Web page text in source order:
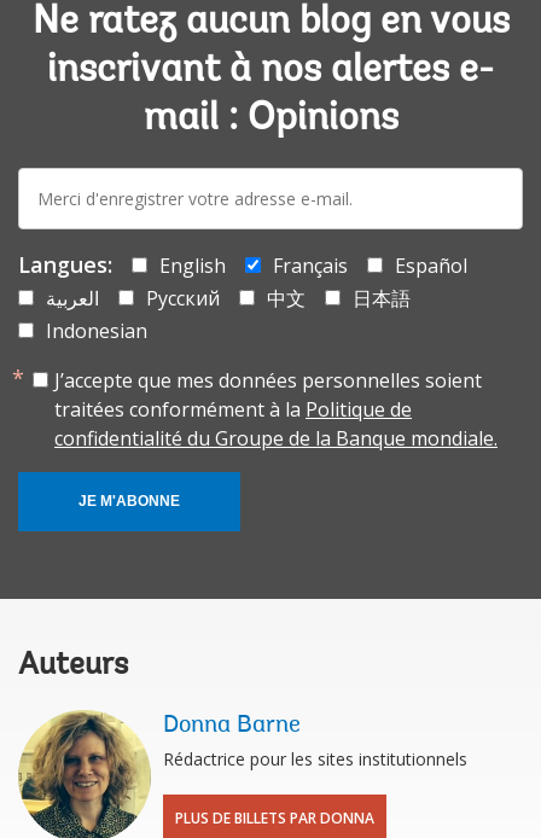
Ne ratez aucun blog en vous
inscrivant à nos alertes e-
mail : Opinions
mail:
Langues: English Français
Español
العربية
Русский 中文
日本語
Indonesian
J’accepte que mes données personnelles soient
traitées conformément à la Politique de
confidentialité du Groupe de la Banque mondiale.
JE M'ABONNE
Auteurs
Donna Barne
Rédactrice pour les sites institutionnels
PLUS DE BILLETS PAR DONNA